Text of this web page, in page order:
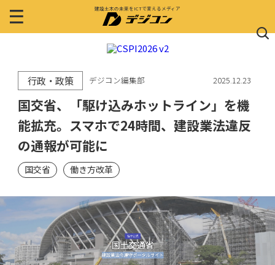
建設土木の未来をICTで変えるメディア
行政・政策 デジコン編集部 2025.12.23
国交省、「駆け込みホットライン」を機
能拡充。スマホで24時間、建設業法違反
の通報が可能に
国交省 働き方改革